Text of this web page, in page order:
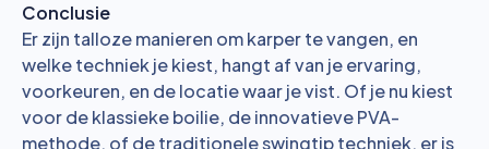
Conclusie
Er zijn talloze manieren om karper te vangen, en
welke techniek je kiest, hangt af van je ervaring,
voorkeuren, en de locatie waar je vist. Of je nu kiest
voor de klassieke boilie, de innovatieve PVA-
methode, of de traditionele swingtip techniek, er is